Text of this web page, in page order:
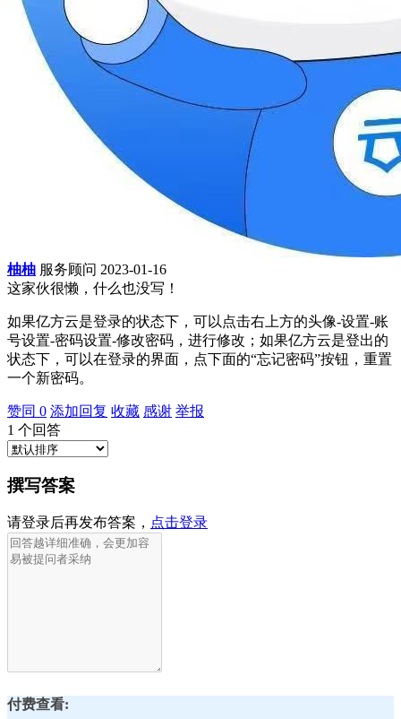
柚柚 服务顾问 2023-01-16
这家伙很懒，什么也没写！
如果亿方云是登录的状态下，可以点击右上方的头像-设置-账
号设置-密码设置-修改密码，进行修改；如果亿方云是登出的
状态下，可以在登录的界面，点下面的“忘记密码”按钮，重置
一个新密码。
赞同 0 添加回复 收藏 感谢 举报
1 个回答
撰写答案
请登录后再发布答案， 点击登录
付费查看: